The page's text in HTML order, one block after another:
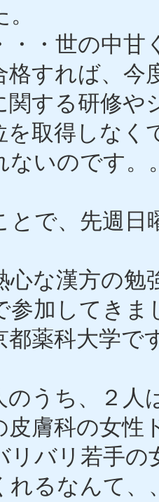
・・世の中甘
格すれば、今
関する研修や
を取得しなく
ないのです。
とで、先週日
心な漢方の勉
参加してきま
都薬科大学で
のうち、２人
皮膚科の女性
リバリ若手の
れるなんて、